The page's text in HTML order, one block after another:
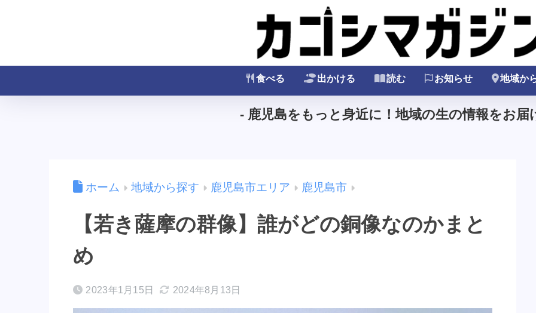
食べる 出かける 読む お知らせ 地域か
- 鹿児島をもっと身近に！地域の生の情報をお届
ホーム 地域から探す 鹿児島市エリア 鹿児島市
【若き薩摩の群像】誰がどの銅像なのかまと
め
2023年1月15日 2024年8月13日